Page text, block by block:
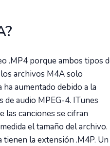
.MP4 porque ambos tipos
archivos M4A solo
aumentado debido a la
audio MPEG-4. ITunes
las canciones se cifran
el tamaño del archivo.
la extensión .M4P. Un